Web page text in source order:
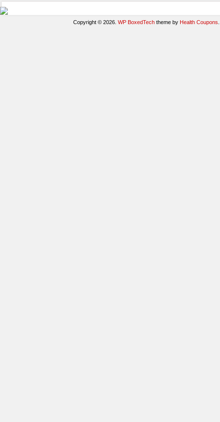
Copyright © 2026.WP BoxedTech theme by Health Coupons